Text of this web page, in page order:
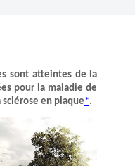
sont atteintes de la
pour la maladie de
en plaque*.